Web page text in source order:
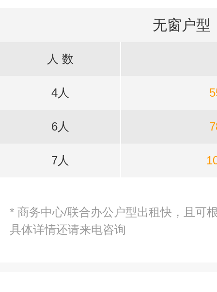
无窗户型
人 数
4人
6人
7人
* 商务中心/联合办公户型出租快，且可
具体详情还请来电咨询